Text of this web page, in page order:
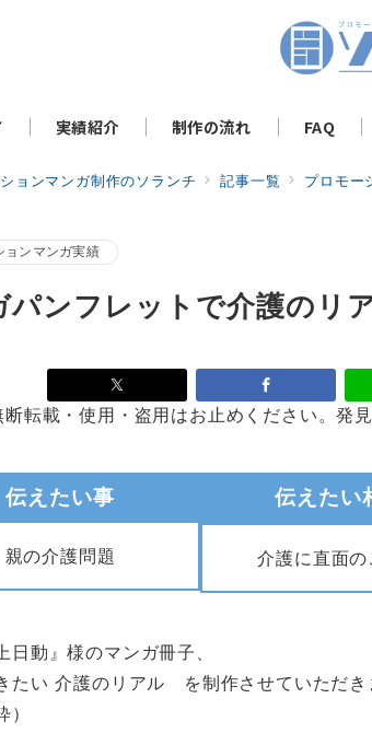
実績紹介 制作の流れ FAQ
ョンマンガ制作のソランチ 記事一覧 プロモー
ョンマンガ実績
パンフレットで介護のリ
転載・使用・盗用はお止めください。発
伝えたい事
親の介護問題
伝えたい
介護に直面
日動』様のマンガ冊子、
たい 介護のリアル を制作させていただき
）